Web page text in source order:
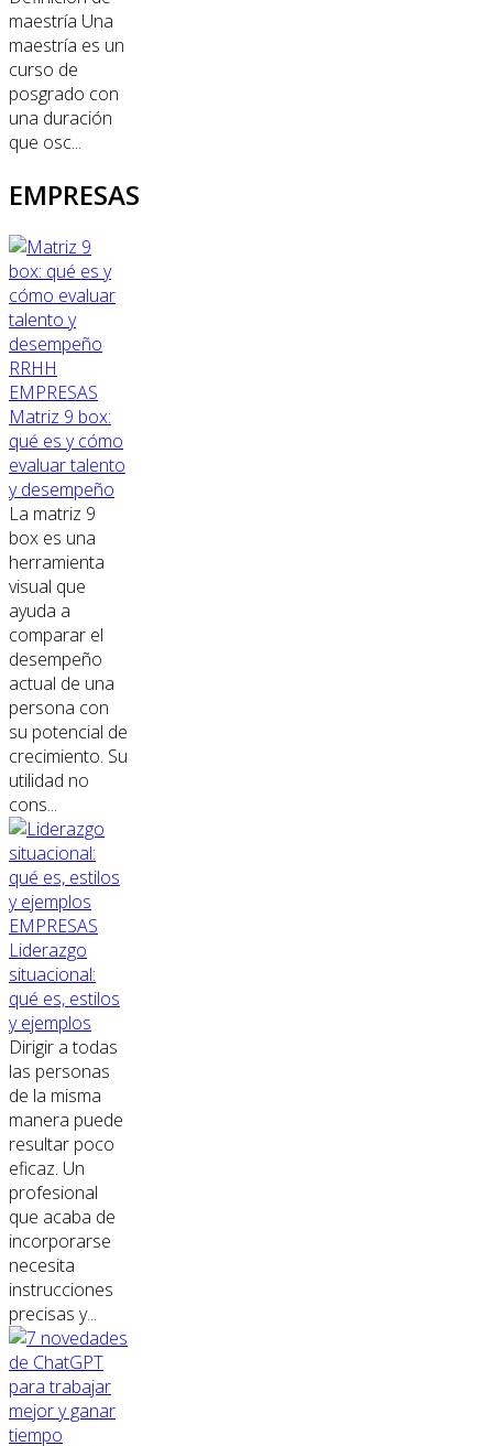
maestría Una
maestría es un
curso de
posgrado con
una duración
que osc...
EMPRESAS
RRHH
EMPRESAS
Matriz 9 box:
qué es y cómo
evaluar talento
y desempeño
La matriz 9
box es una
herramienta
visual que
ayuda a
comparar el
desempeño
actual de una
persona con
su potencial de
crecimiento. Su
utilidad no
cons...
EMPRESAS
Liderazgo
situacional:
qué es, estilos
y ejemplos
Dirigir a todas
las personas
de la misma
manera puede
resultar poco
eficaz. Un
profesional
que acaba de
incorporarse
necesita
instrucciones
precisas y...